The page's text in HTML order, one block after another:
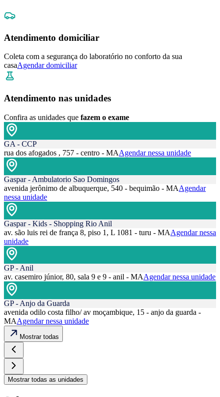
Atendimento domiciliar
Coleta com a segurança do laboratório no conforto da sua
casaAgendar domiciliar
Atendimento nas unidades
Confira as unidades que fazem o exame
GA - CCP
rua dos afogados , 757 - centro - MAAgendar nessa unidade
Gaspar - Ambulatorio Sao Domingos
avenida jerônimo de albuquerque, 540 - bequimão - MAAgendar
nessa unidade
Gaspar - Kids - Shopping Rio Anil
av. são luis rei de frança 8, piso 1, L 1081 - turu - MAAgendar nessa
unidade
GP - Anil
av. casemiro júnior, 80, sala 9 e 9 - anil - MAAgendar nessa unidade
GP - Anjo da Guarda
avenida odilo costa filho/ av moçambique, 15 - anjo da guarda -
MAAgendar nessa unidade
Mostrar todas
Mostrar todas as unidades